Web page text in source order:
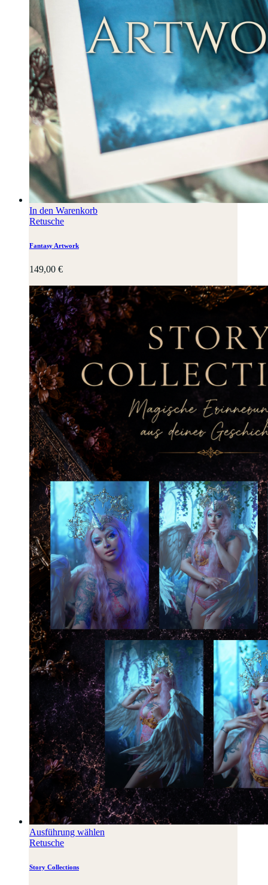
In den Warenkorb
Retusche
Fantasy Artwork
149,00 €
Ausführung wählen
Retusche
Story Collections